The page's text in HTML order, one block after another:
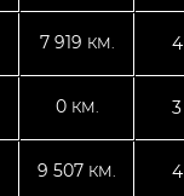
7 919 КМ. 4
0 КМ. 3
9 507 КМ. 4